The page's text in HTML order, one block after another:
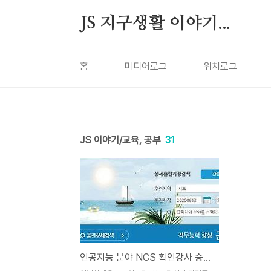
JS 지구생활 이야기...
홈 미디어로그 위치로그
JS 이야기/교육, 공부 31
인공지능 분야 NCS 확인강사 승인, 국가공인 인공지능 강사 획득!